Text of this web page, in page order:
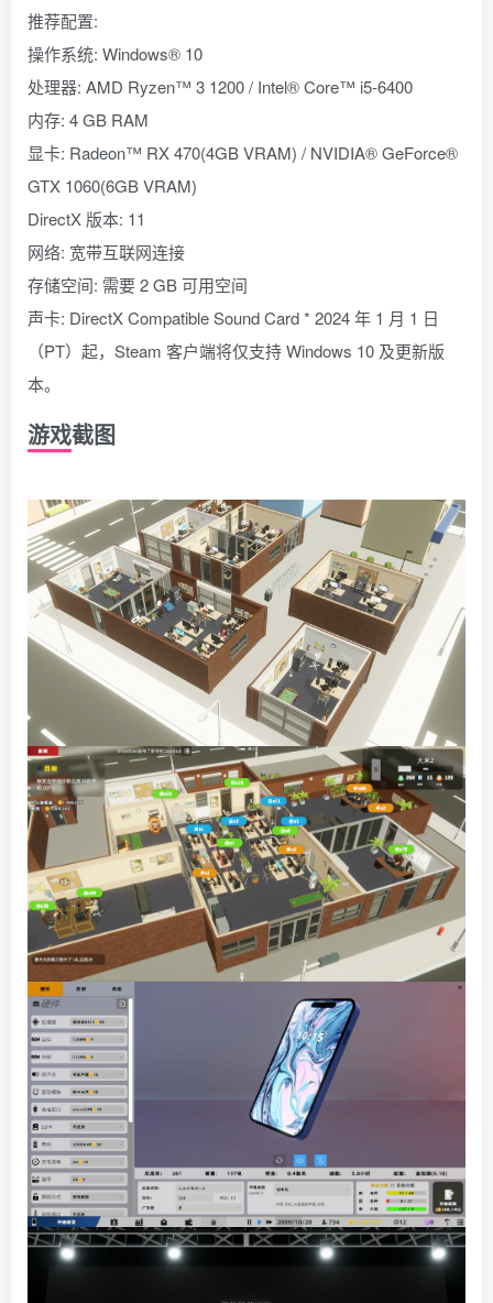
推荐配置:
操作系统: Windows® 10
处理器: AMD Ryzen™ 3 1200 / Intel® Core™ i5-6400
内存: 4 GB RAM
显卡: Radeon™ RX 470(4GB VRAM) / NVIDIA® GeForce®
GTX 1060(6GB VRAM)
DirectX 版本: 11
网络: 宽带互联网连接
存储空间: 需要 2 GB 可用空间
声卡: DirectX Compatible Sound Card * 2024 年 1 月 1 日
（PT）起，Steam 客户端将仅支持 Windows 10 及更新版
本。
游戏截图